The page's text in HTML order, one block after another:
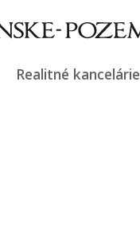
Realitné kancelárie